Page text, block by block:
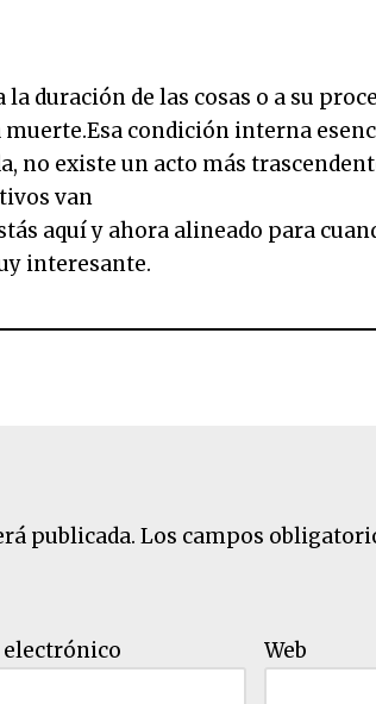
duración de las cosas o a su
condición interna
no existe un acto más
van
aquí y ahora alineado para
interesante.
publicada. Los campos
electrónico Web